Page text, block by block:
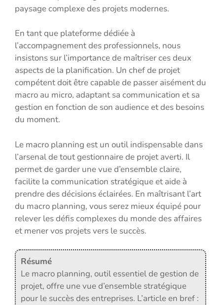
paysage complexe des projets modernes.
En tant que plateforme dédiée à
l’accompagnement des professionnels, nous
insistons sur l’importance de maîtriser ces deux
aspects de la planification. Un chef de projet
compétent doit être capable de passer aisément du
macro au micro, adaptant sa communication et sa
gestion en fonction de son audience et des besoins
du moment.
Le macro planning est un outil indispensable dans
l’arsenal de tout gestionnaire de projet averti. Il
permet de garder une vue d’ensemble claire,
facilite la communication stratégique et aide à
prendre des décisions éclairées. En maîtrisant l’art
du macro planning, vous serez mieux équipé pour
relever les défis complexes du monde des affaires
et mener vos projets vers le succès.
Résumé
Le macro planning, outil essentiel de gestion de
projet, offre une vue d’ensemble stratégique
pour le succès des entreprises. L’article en bref :